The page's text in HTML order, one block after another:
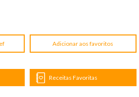
Adicionar aos favoritos
Receitas Favoritas